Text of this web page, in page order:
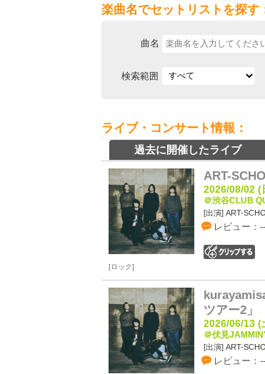
楽曲名でセットリストを探す
曲名
検索範囲
ライブ・コンサート情報：
過去に開催したライブ
ART-
2026/08/02 (
＠渋谷CLUB
[出演] ART-
レビュー：
ロック
ツアー2」
2026/06/13 (
＠伏見
[出演] ART-
レビュー：